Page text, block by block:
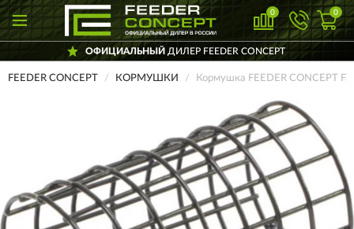
0 0
ОФИЦИАЛЬНЫЙ ДИЛЕР FEEDER CONCEPT
FEEDER CONCEPT КОРМУШКИ Кормушка FEEDER CONCEPT